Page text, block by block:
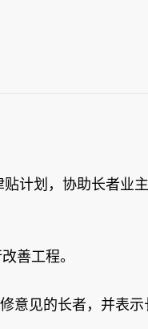
计划，协助长者业
善工程。
意见的长者，并表